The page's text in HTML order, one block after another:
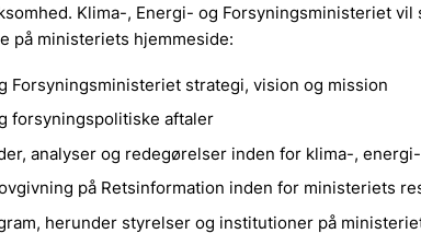
Klima-, Energi- og Forsyningsministeriet
på ministeriets hjemmeside:
Forsyningsministeriet strategi, vision og mission
forsyningspolitiske aftaler
analyser og redegørelser inden for klima-,
på Retsinformation inden for ministeriets
herunder styrelser og institutioner på